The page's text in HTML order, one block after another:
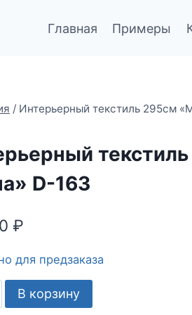
Главная Примеры
/ Интерьерный текстиль 295см
D-163
₽
для предзаказа
В корзину